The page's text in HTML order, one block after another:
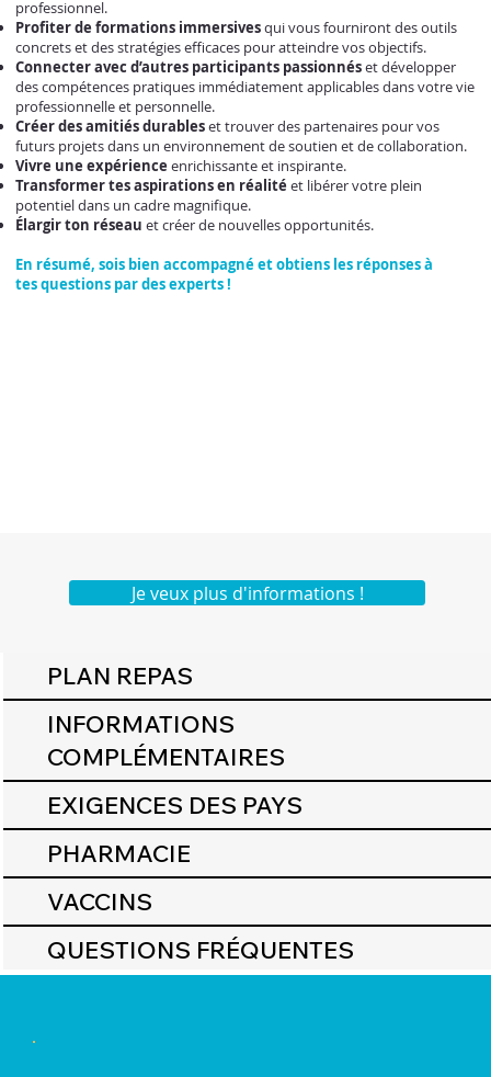
professionnel.
Profiter de formations immersivesqui vous fourniront des outils
concrets et des stratégies efficaces pour atteindre vos objectifs.
Connecter avec d’autres participants passionnéset développer
des compétences pratiques immédiatement applicables dans votre vie
professionnelle et personnelle.
Créer des amitiés durableset trouver des partenaires pour vos
futurs projets dans un environnement de soutien et de collaboration.
Vivre une expérience enrichissante et inspirante.
Transformer tes aspirations en réalité et libérer votre plein
potentiel dans un cadre magnifique.
Élargir ton réseau et créer de nouvelles opportunités.
En résumé, sois bien accompagné et obtiens les réponses à
tesquestions par des experts !
Je veux plus d'informations !
PLAN REPAS
INFORMATIONS
COMPLÉMENTAIRES
EXIGENCES DES PAYS
PHARMACIE
VACCINS
QUESTIONS FRÉQUENTES